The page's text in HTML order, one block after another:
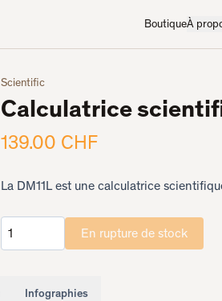
BoutiqueÀ
Scientific
Calculatrice
139.00 CHF
La DM11L est une calculatrice
Quantité
En rupture de stock
Infographies